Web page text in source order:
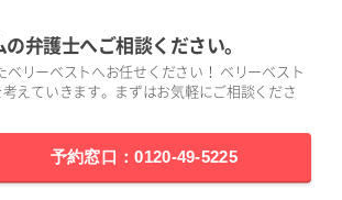
弁護士へご相談ください。
リーベストへお任せください！ ベリーベスト
えていきます。まずはお気軽にご相談くださ
予約窓口：0120-49-5225